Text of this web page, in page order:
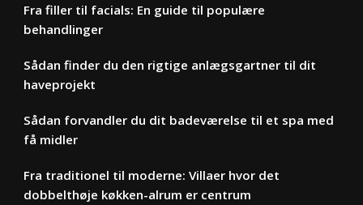
Fra filler til facials: En guide til populære
behandlinger
Sådan finder du den rigtige anlægsgartner til dit
haveprojekt
Sådan forvandler du dit badeværelse til et spa med
få midler
Fra traditionel til moderne: Villaer hvor det
dobbelthøje køkken-alrum er centrum